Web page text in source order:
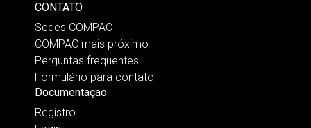
CONTATO
Sedes COMPAC
COMPAC mais próximo
Perguntas frequentes
Formulário para contato
Documentaçao
Registro